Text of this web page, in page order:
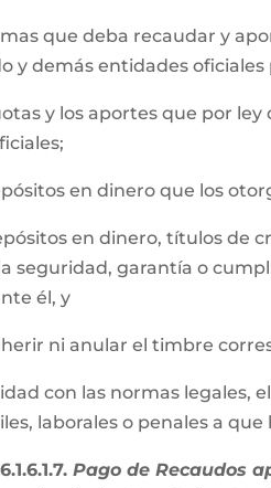
que deba recaudar y
y demás entidades oficiales
y los aportes que por
en dinero que los
en dinero, títulos de
seguridad, garantía o
él, y
ni anular el timbre
con las normas legales,
laborales o penales a que
Pago de Recaudos